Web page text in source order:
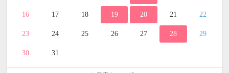
16 17 18 19 20 21 22
23 24 25 26 27 28 29
30 31